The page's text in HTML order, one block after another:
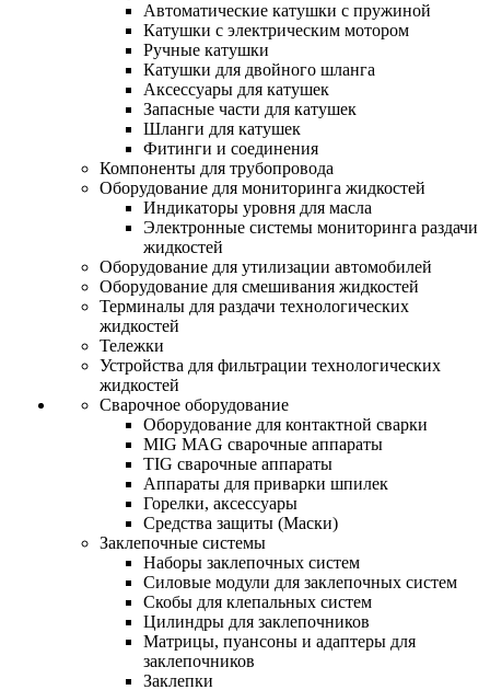
Автоматические катушки с пружиной
Катушки с электрическим мотором
Ручные катушки
Катушки для двойного шланга
Аксессуары для катушек
Запасные части для катушек
Шланги для катушек
Фитинги и соединения
Компоненты для трубопровода
Оборудование для мониторинга жидкостей
Индикаторы уровня для масла
Электронные системы мониторинга раздачи
жидкостей
Оборудование для утилизации автомобилей
Оборудование для смешивания жидкостей
Терминалы для раздачи технологических
жидкостей
Тележки
Устройства для фильтрации технологических
жидкостей
Сварочное оборудование
Оборудование для контактной сварки
MIG MAG сварочные аппараты
TIG сварочные аппараты
Аппараты для приварки шпилек
Горелки, аксессуары
Средства защиты (Маски)
Заклепочные системы
Наборы заклепочных систем
Силовые модули для заклепочных систем
Скобы для клепальных систем
Цилиндры для заклепочников
Матрицы, пуансоны и адаптеры для
заклепочников
Заклепки